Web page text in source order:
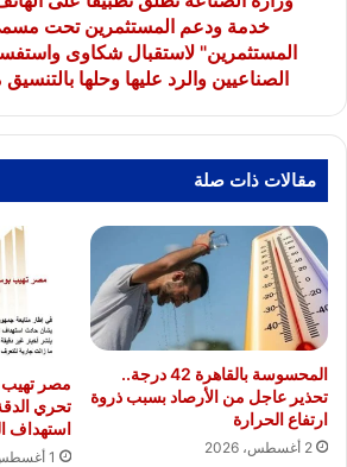
المستثمرين
مسمى"تطبيق
المستثمرين"
شكاوى
الصناعيين
والرد
عليها
وحلها
بالتنسيق
مع
هيئات
الوزارة
خدمة ودعم المستثمرين تحت
المستثمرين" لاستقبال شكاوى
الصناعيين والرد عليها وحلها
مقالات ذات صلة
المحسوسة بالقاهرة 42 درجة..
تحذير عاجل من الأرصاد بسبب ذروة
ارتفاع الحرارة
2 أغسطس، 2026
مصر تهيب
تحري
استهداف
1 أغسطس، 2026